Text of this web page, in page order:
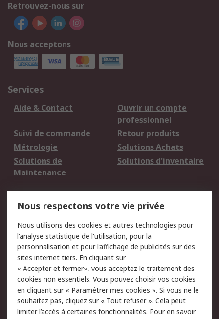
Retrouvez-nous sur
Nous acceptons
Services
Aide & Contact
Ouvrir un compte
professionnel
Suivi de commande
Retour produits
Métrologie
Solutions Achats
Solutions de
Maintenance
Solutions d'inventaire
du site
Politique de protection
des données - Mise à
jour
Sécurité des E-mails
Conditions générales
de vente
Politique anti-
corruption
Campagnes marketing
Nous respectons votre vie privée
Nous utilisons des cookies et autres technologies pour
l'analyse statistique de l'utilisation, pour la
personnalisation et pour l’affichage de publicités sur des
sites internet tiers. En cliquant sur
« Accepter et fermer», vous acceptez le traitement des
cookies non essentiels. Vous pouvez choisir vos cookies
en cliquant sur « Paramétrer mes cookies ». Si vous ne le
souhaitez pas, cliquez sur « Tout refuser ». Cela peut
limiter l’accès à certaines fonctionnalités. Pour en savoir